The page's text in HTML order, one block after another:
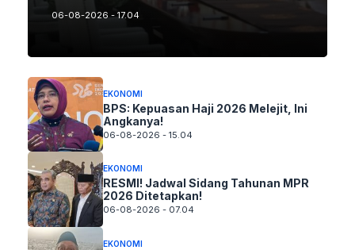
06-08-2026 - 17.04
EKONOMI
BPS: Kepuasan Haji 2026 Melejit, Ini
Angkanya!
06-08-2026 - 15.04
EKONOMI
RESMI! Jadwal Sidang Tahunan MPR
2026 Ditetapkan!
06-08-2026 - 07.04
EKONOMI